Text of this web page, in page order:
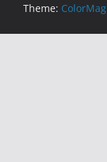
Theme: ColorMag